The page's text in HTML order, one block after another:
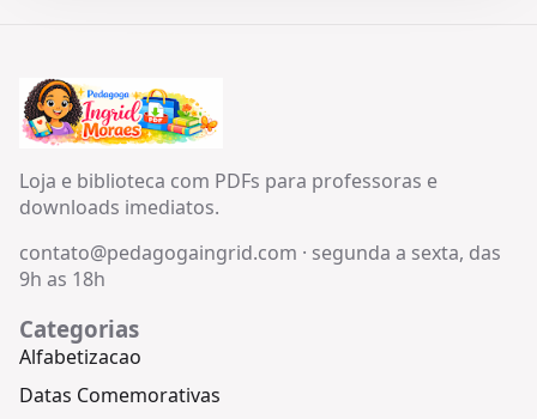
Loja e biblioteca com PDFs para professoras e
downloads imediatos.
contato@pedagogaingrid.com · segunda a sexta, das
9h as 18h
Categorias
Alfabetizacao
Datas Comemorativas